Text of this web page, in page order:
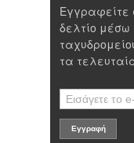
Εγγραφείτε
δελτίο μέσω
τα